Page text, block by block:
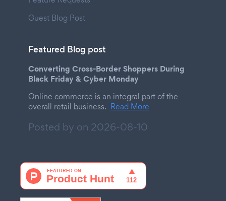
Guest Blog Post
Featured Blog post
Converting Cross-Border Shoppers During
Black Friday & Cyber Monday
Online commerce is an integral part of the
overall retail business. Read More
Posted by on 2026-08-10